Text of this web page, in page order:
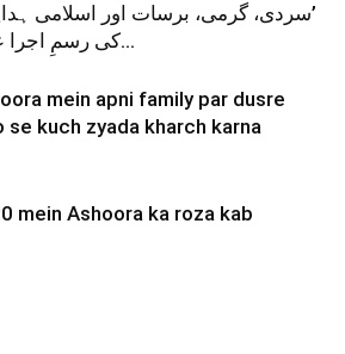
’سردی، گرمی، برسات اور اسلامی
کی رسمِ اجرا عمل...
mein apni family par dusre
se kuch zyada kharch karna
mein Ashoora ka roza kab